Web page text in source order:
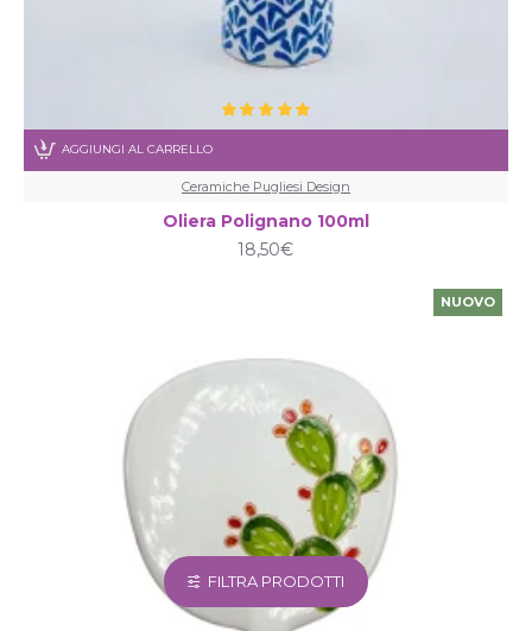
Ceramiche Pugliesi Design
Oliera Polignano 100ml
18,50€
AGGIUNGI AL CARRELLO
NUOVO
FILTRA PRODOTTI